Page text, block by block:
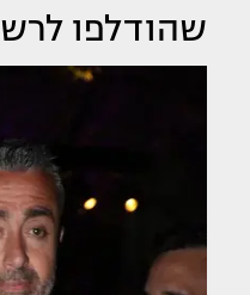
שהודלפו